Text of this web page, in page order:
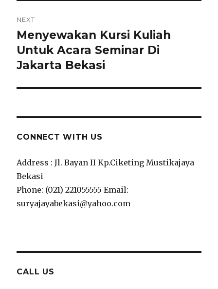
NEXT
Next
post:
Menyewakan Kursi Kuliah
Untuk Acara Seminar Di
Jakarta Bekasi
CONNECT WITH US
Address : Jl. Bayan II Kp.Ciketing Mustikajaya
Bekasi
Phone: (021) 221055555 Email:
suryajayabekasi@yahoo.com
CALL US